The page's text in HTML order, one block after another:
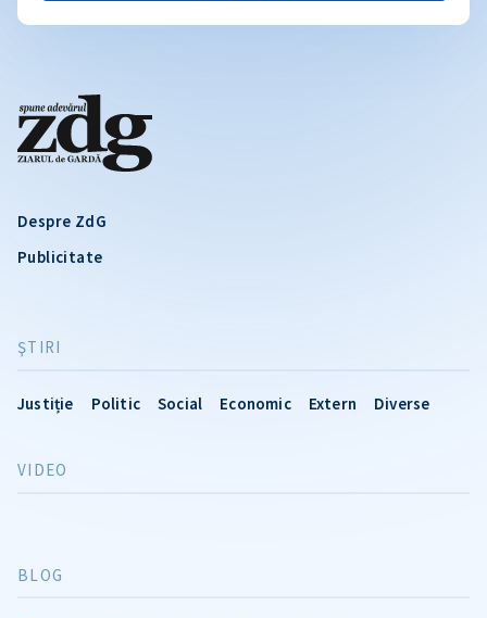
Despre ZdG
Publicitate
ŞTIRI
Justiție Politic Social Economic Extern Diverse
VIDEO
BLOG